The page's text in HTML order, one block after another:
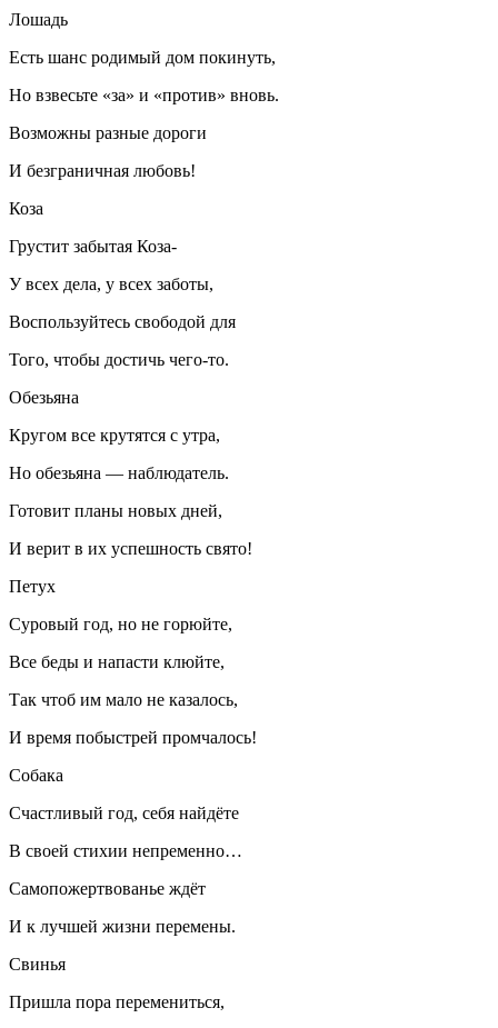
Лошадь
Есть шанс родимый дом покинуть,
Но взвесьте «за» и «против» вновь.
Возможны разные дороги
И безграничная любовь!
Коза
Грустит забытая Коза-
У всех дела, у всех заботы,
Воспользуйтесь свободой для
Того, чтобы достичь чего-то.
Обезьяна
Кругом все крутятся с утра,
Но обезьяна — наблюдатель.
Готовит планы новых дней,
И верит в их успешность свято!
Петух
Суровый год, но не горюйте,
Все беды и напасти клюйте,
Так чтоб им мало не казалось,
И время побыстрей промчалось!
Собака
Счастливый год, себя найдёте
В своей стихии непременно…
Самопожертвованье ждёт
И к лучшей жизни перемены.
Свинья
Пришла пора перемениться,